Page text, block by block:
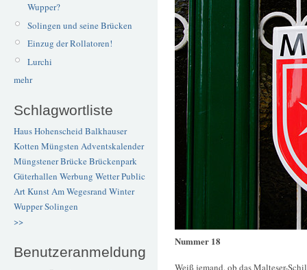
Wupper?
Solingen und seine Brücken
Einzug der Rollatoren!
Lurchi
mehr
Schlagwortliste
Haus Hohenscheid Balkhauser
Kotten Müngsten Adventskalender
Müngstener BrückeBrückenpark
Güterhallen Werbung WetterPublic
ArtKunstAm Wegesrand Winter
WupperSolingen
>>
Benutzeranmeldung
Nummer 18
Weiß jemand, ob das Malteser-